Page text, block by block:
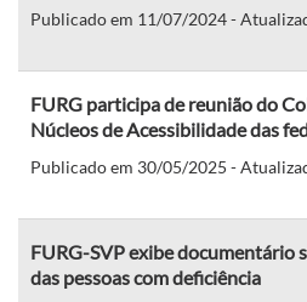
Publicado em 11/07/2024 -
FURG participa de reunião do
Núcleos de Acessibilidade das
Publicado em 30/05/2025 -
FURG-SVP exibe documentário
das pessoas com deficiência